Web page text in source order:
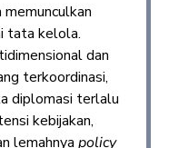
tata kelola.
dan
terkoordinasi,
diplomasi terlalu
kebijakan,
lemahnya policy